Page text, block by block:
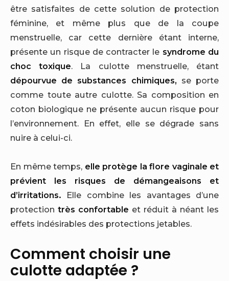
être satisfaites de cette solution de protection
féminine, et même plus que de la coupe
menstruelle, car cette dernière étant interne,
présente un risque de contracter le syndrome du
choc toxique. La culotte menstruelle, étant
dépourvue de substances chimiques, se porte
comme toute autre culotte. Sa composition en
coton biologique ne présente aucun risque pour
l’environnement. En effet, elle se dégrade sans
nuire à celui-ci.
En même temps, elle protège la flore vaginale et
prévient les risques de démangeaisons et
d’irritations. Elle combine les avantages d’une
protection très confortable et réduit à néant les
effets indésirables des protections jetables.
Comment choisir une
culotte adaptée ?